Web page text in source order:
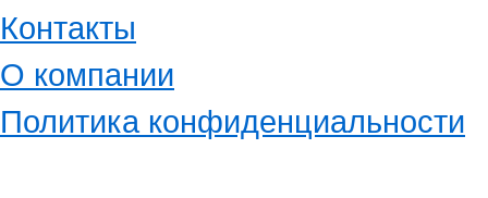
Контакты
О компании
Политика конфиденциальности